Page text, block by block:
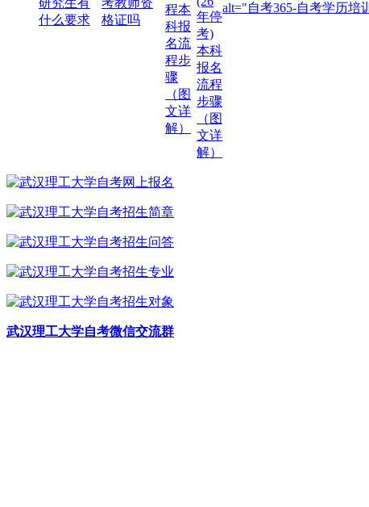
什么要求
格证吗
程本
科报
名流
程步
骤
（图
文详
解）
年停
考)
本科
报名
流程
步骤
（图
文详
解）
alt="自考365-自考学历培
武汉理工大学自考微信交流群